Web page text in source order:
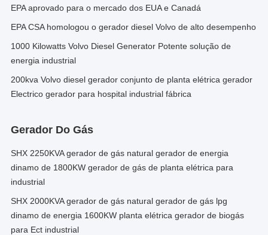
EPA aprovado para o mercado dos EUA e Canadá
EPA CSA homologou o gerador diesel Volvo de alto desempenho
1000 Kilowatts Volvo Diesel Generator Potente solução de
energia industrial
200kva Volvo diesel gerador conjunto de planta elétrica gerador
Electrico gerador para hospital industrial fábrica
Gerador Do Gás
SHX 2250KVA gerador de gás natural gerador de energia
dinamo de 1800KW gerador de gás de planta elétrica para
industrial
SHX 2000KVA gerador de gás natural gerador de gás lpg
dinamo de energia 1600KW planta elétrica gerador de biogás
para Ect industrial